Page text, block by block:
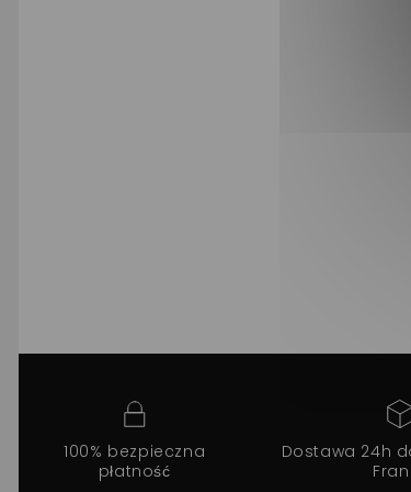
100% bezpieczna
płatność
Dostawa 24h